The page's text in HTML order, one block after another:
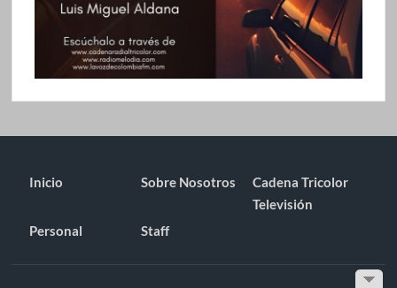
Inicio Sobre Nosotros
Cadena Tricolor
Televisión
Personal
Staff